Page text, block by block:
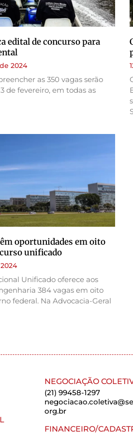
edital de concurso para
2024
as 350 vagas serão
de fevereiro, em todas as
oportunidades em oito
unificado
Unificado oferece aos
384 vagas em oito
federal. Na Advocacia-Geral
NEGOCIAÇÃO
(21) 99458-1297
org.br
FINANCEIRO/